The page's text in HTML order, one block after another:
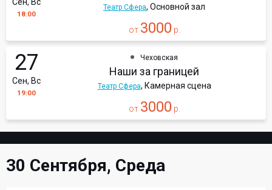
18:00
Театр Сфера, Основной зал
от 3000 р.
27
Сен, Вс
19:00
Чеховская
Наши за границей
Театр Сфера, Камерная сцена
от 3000 р.
30 Сентября, Среда